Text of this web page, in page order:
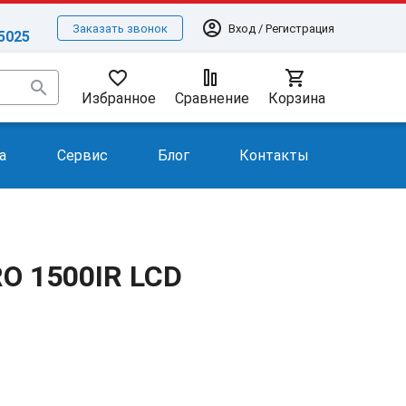
Заказать звонок account_circle Вход / Регистрация
search favorite_border
Избранное Сравнение
shopping_cart
Корзина
Сервис Блог Контакты
1500IR LCD